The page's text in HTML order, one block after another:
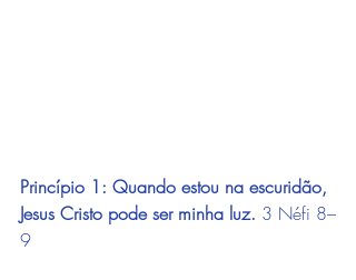
Princípio 1: Quando estou na escuridão,
Jesus Cristo pode ser minha luz. 3 Néfi 8–
9